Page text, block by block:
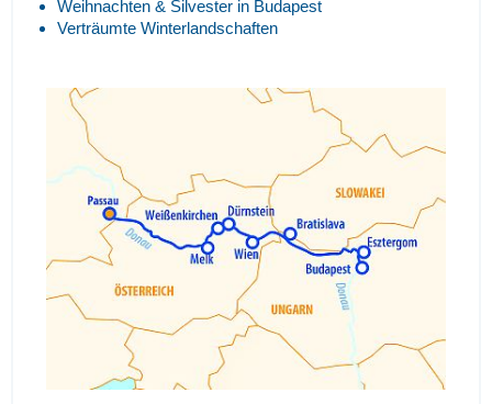
Weihnachten & Silvester in Budapest
Verträumte Winterlandschaften